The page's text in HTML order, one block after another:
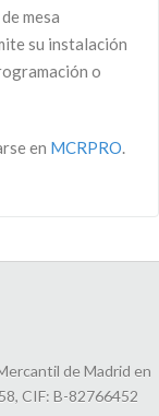
mesa
su instalación
o
en MCRPRO
de Madrid en
CIF: B-82766452